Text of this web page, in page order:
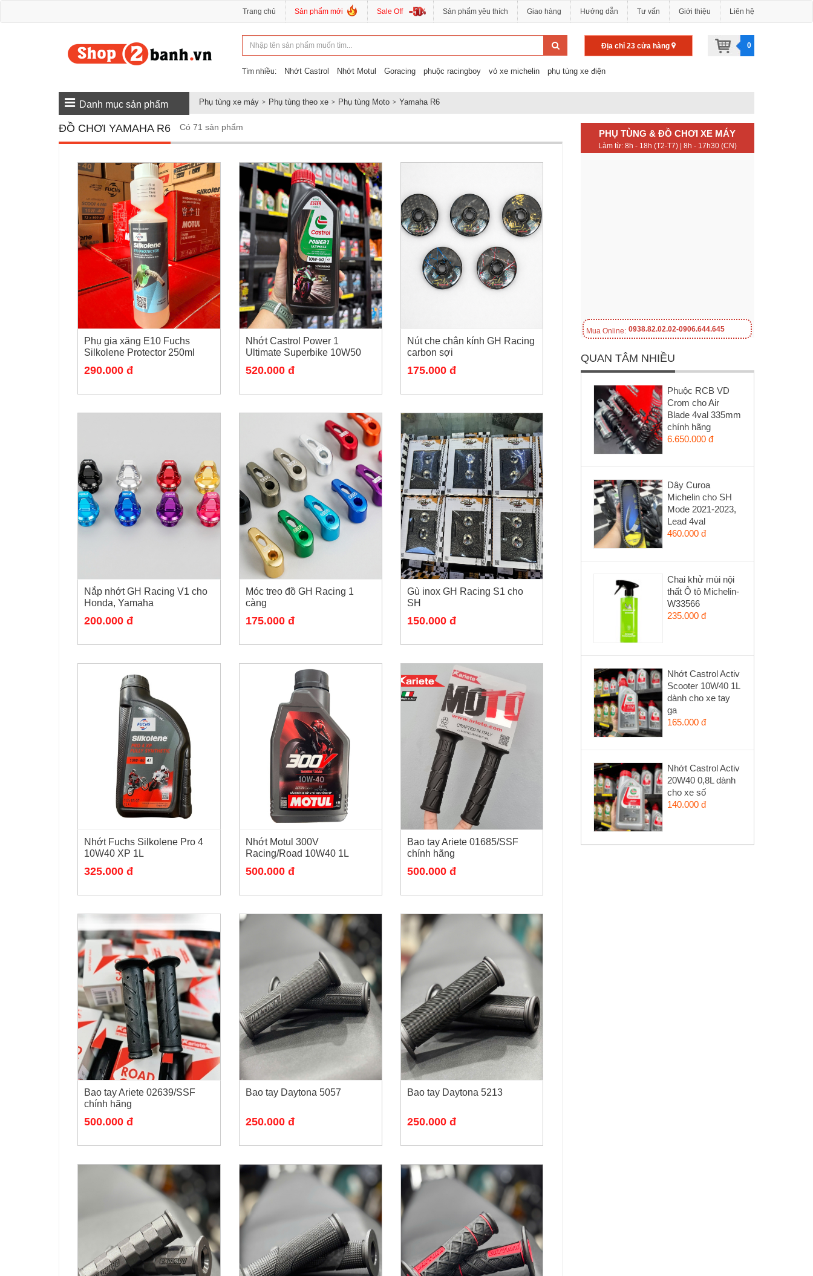
Trang chủ Sản phẩm mới Sale Off Sản phẩm yêu thích Giao hàng Hướng dẫn Tư vấn Giới thiệu Liên hệ
Tìm nhiều: Nhớt Castrol Nhớt Motul Goracing phuộc racingboy vỏ xe michelin phụ tùng xe điện
Địa chỉ 23 cửa hàng 0
Phụ tùng xe máy Phụ tùng theo xe Phụ tùng Moto Yamaha R6
Danh mục sản phẩm
ĐỒ CHƠI YAMAHA R6 Có 71 sản phẩm
Phụ gia xăng E10 Fuchs
Silkolene Protector 250ml
290.000 đ
Nhớt Castrol Power 1
Ultimate Superbike 10W50
dành cho các dòng xe số
phân khối lớn
520.000 đ
Nút che chân kính GH Racing
carbon sợi
175.000 đ
Nắp nhớt GH Racing V1 cho
Honda, Yamaha
200.000 đ
Móc treo đồ GH Racing 1
càng
175.000 đ
Gù inox GH Racing S1 cho
SH
150.000 đ
Nhớt Fuchs Silkolene Pro 4
10W40 XP 1L
325.000 đ
Nhớt Motul 300V
Racing/Road 10W40 1L
500.000 đ
Bao tay Ariete 01685/SSF
chính hãng
500.000 đ
Bao tay Ariete 02639/SSF
chính hãng
500.000 đ
Bao tay Daytona 5057
250.000 đ
Bao tay Daytona 5213
250.000 đ
PHỤ TÙNG & ĐỒ CHƠI XE MÁY
Làm từ: 8h - 18h (T2-T7) | 8h - 17h30 (CN)
Mua Online: 0938.82.02.02-0906.644.645
QUAN TÂM NHIỀU
Phuộc RCB VD
Crom cho Air
Blade 4val 335mm
chính hãng
6.650.000 đ
Dây Curoa
Michelin cho SH
Mode 2021-2023,
Lead 4val
460.000 đ
Chai khử mùi nội
thất Ô tô Michelin-
W33566
235.000 đ
Nhớt Castrol Activ
Scooter 10W40 1L
dành cho xe tay
ga
165.000 đ
Nhớt Castrol Activ
20W40 0,8L dành
cho xe số
140.000 đ